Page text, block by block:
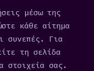
μέσω της
κάθε αίτημα
συνεπές. Για
τη σελίδα
στοιχεία σας.